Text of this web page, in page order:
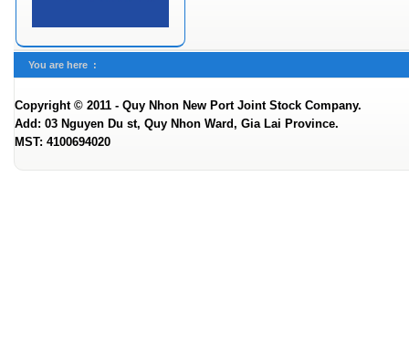
You are here :
Copyright © 2011 - Quy Nhon New Port Joint Stock Company.
Add: 03 Nguyen Du st, Quy Nhon Ward, Gia Lai Province.
MST: 4100694020